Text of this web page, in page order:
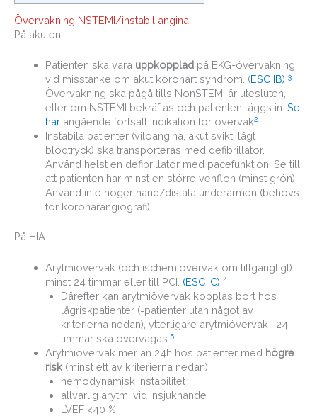
Övervakning NSTEMI/instabil angina
På akuten
Patienten ska vara uppkoppladpå EKG-övervakning
vid misstanke om akut koronart syndrom. (ESC IB) 3
Övervakning ska pågå tills NonSTEMI är utesluten,
eller om NSTEMI bekräftas och patienten läggs in. Se
här angående fortsatt indikation för övervak2
Instabila patienter (viloangina, akut svikt, lågt
blodtryck) ska transporteras med defibrillator.
Använd helst en defibrillator med pacefunktion. Se till
att patienten har minst en större venflon (minst grön).
Använd inte höger hand/distala underarmen (behövs
för koronarangiografi).
På HIA
Arytmiövervak (och ischemiövervak om tillgängligt) i
minst 24 timmar eller till PCI. (ESC IC) 4
Därefter kan arytmiövervak kopplas bort hos
lågriskpatienter (=patienter utan något av
kriterierna nedan), ytterligare arytmiövervak i 24
timmar ska övervägas:5
Arytmiövervak mer än 24h hos patienter med högre
risk(minst ett av kriterierna nedan):
hemodynamisk instabilitet
allvarlig arytmi vid insjuknande
LVEF <40 %